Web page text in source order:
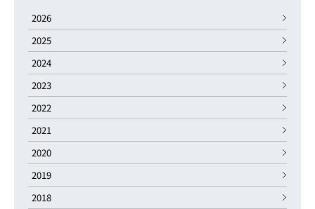
2026
2025
2024
2023
2022
2021
2020
2019
2018